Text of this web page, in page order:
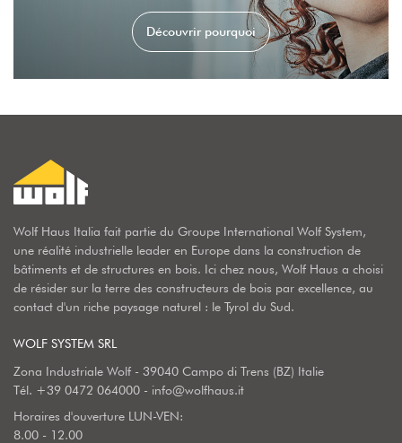
Découvrir pourquoi
Wolf Haus Italia fait partie du Groupe International Wolf System,
une réalité industrielle leader en Europe dans la construction de
bâtiments et de structures en bois. Ici chez nous, Wolf Haus a choisi
de résider sur la terre des constructeurs de bois par excellence, au
contact d'un riche paysage naturel : le Tyrol du Sud.
WOLF SYSTEM SRL
Zona Industriale Wolf - 39040 Campo di Trens (BZ) Italie
Tél. +39 0472 064000 - info@wolfhaus.it
Horaires d'ouverture LUN-VEN:
8.00 - 12.00